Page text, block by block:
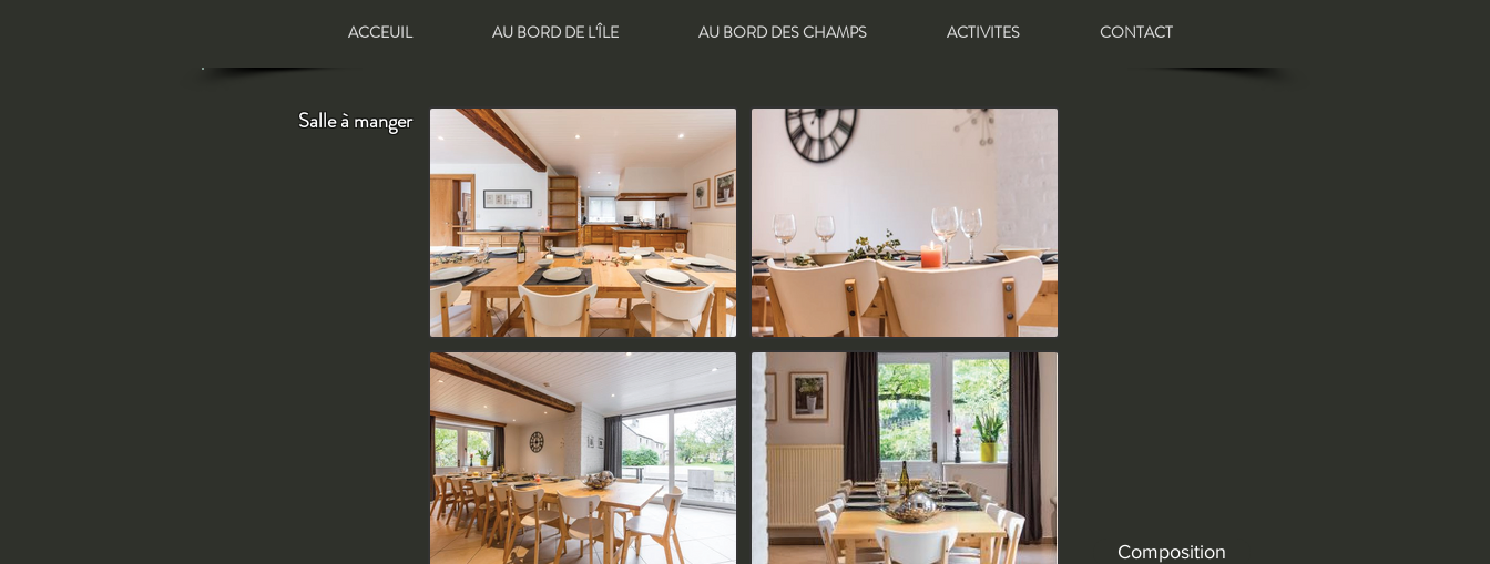
ACCEUIL AU BORD DE L'ÎLE AU BORD DES CHAMPS ACTIVITES CONTACT
Salle à manger
Composition